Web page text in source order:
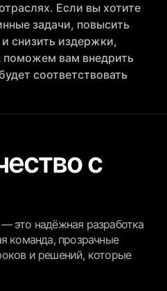
Если вы хотите
задачи, повысить
снизить издержки,
поможем вам внедрить
соответствовать
с
это надёжная разработка
команда, прозрачные
и решений, которые